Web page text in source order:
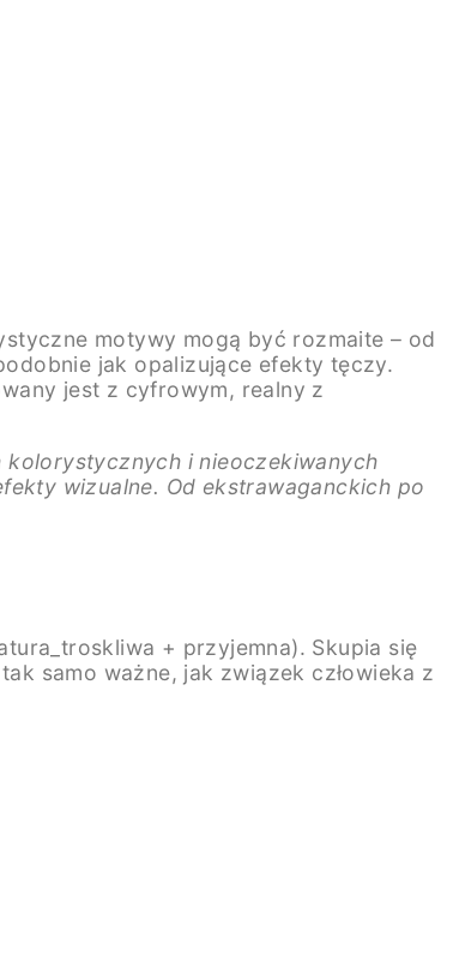
motywy mogą być rozmaite – od
jak opalizujące efekty tęczy.
jest z cyfrowym, realny z
kolorystycznych i nieoczekiwanych
wizualne. Od ekstrawaganckich po
+ przyjemna). Skupia się
samo ważne, jak związek człowieka z